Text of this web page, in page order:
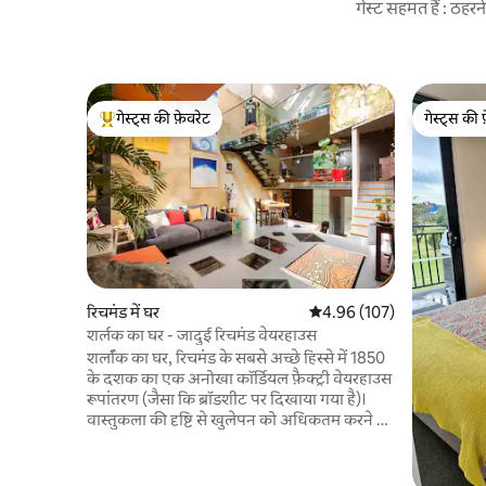
गेस्ट सहमत हैं :
गेस्ट्स का टॉप फ़ेवरेट
गेस्ट्स की फ़ेवरेट
रिचमंड में घर औसत रेटिंग 5 में से 4.96, 107
4.96 (107)
शर्लक का घर - जादुई रिचमंड वेयरहाउस
शर्लॉक का घर, रिचमंड के सबसे अच्छे हिस्से में 1850
के दशक का एक अनोखा कॉर्डियल फ़ैक्ट्री वेयरहाउस
रूपांतरण (जैसा कि ब्रॉडशीट पर दिखाया गया है)।
वास्तुकला की दृष्टि से खुलेपन को अधिकतम करने के
गेस्ट्स की
गेस्ट्स की